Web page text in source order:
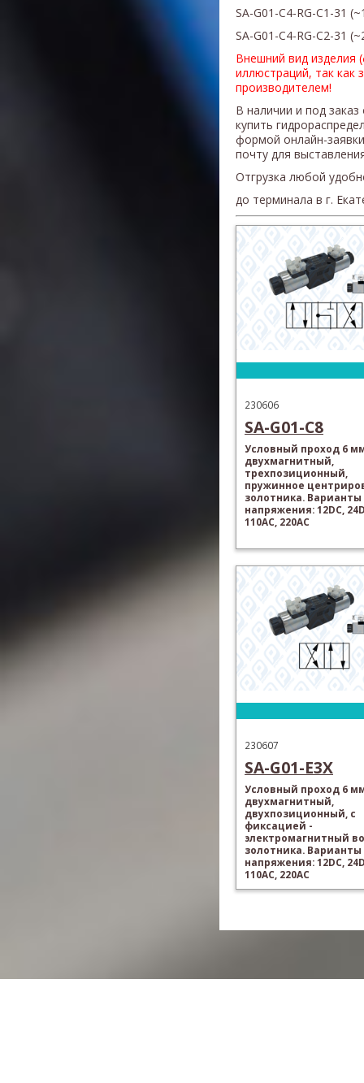
SA-G01-C4-RG-C1-31 (
SA-G01-C4-RG-C2-31
Внешний вид изделия
иллюстраций, так как
производителем!
В наличии и под
купить
формой онлайн-
почту для
Отгрузка любой
до терминала в г.
230606
SA-G01-C8
Условный проход 6
двухмагнитный,
трехпозиционный,
пружинное
золотника. Варианты
напряжения: 12DC,
110AC, 220AC
230607
SA-G01-E3X
Условный проход 6
двухмагнитный,
двухпозиционный, с
фиксацией -
электромагнитный
золотника. Варианты
напряжения: 12DC,
110AC, 220AC